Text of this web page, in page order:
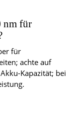
nm für
für
achte auf
Kapazität; bei